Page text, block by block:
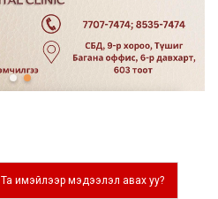
Та имэйлээр мэдээлэл авах уу?